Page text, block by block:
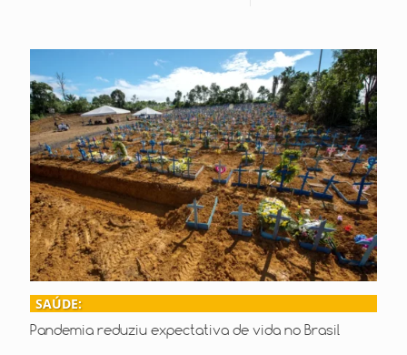
SAÚDE:
Pandemia reduziu expectativa de vida no Brasil